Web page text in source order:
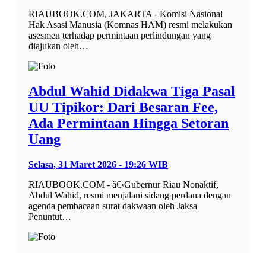
RIAUBOOK.COM, JAKARTA - Komisi Nasional
Hak Asasi Manusia (Komnas HAM) resmi melakukan
asesmen terhadap permintaan perlindungan yang
diajukan oleh…
Abdul Wahid Didakwa Tiga Pasal
UU Tipikor: Dari Besaran Fee,
Ada Permintaan Hingga Setoran
Uang
Selasa, 31 Maret 2026 - 19:26 WIB
RIAUBOOK.COM - â€‹Gubernur Riau Nonaktif,
Abdul Wahid, resmi menjalani sidang perdana dengan
agenda pembacaan surat dakwaan oleh Jaksa
Penuntut…